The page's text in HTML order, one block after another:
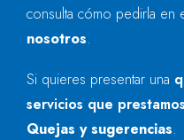
consulta cómo pedirla en
nosotros.
Si quieres presentar una
servicios que prestamos
Quejas y sugerencias.